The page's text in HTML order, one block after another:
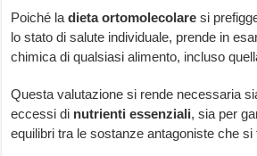
Poiché ladieta ortomolecolare si
lo stato di salute individuale, prende in
chimica di qualsiasi alimento, incluso
Questa valutazione si rende necessaria
eccessi di nutrienti essenziali, sia per
equilibri tra le sostanze antagoniste che si